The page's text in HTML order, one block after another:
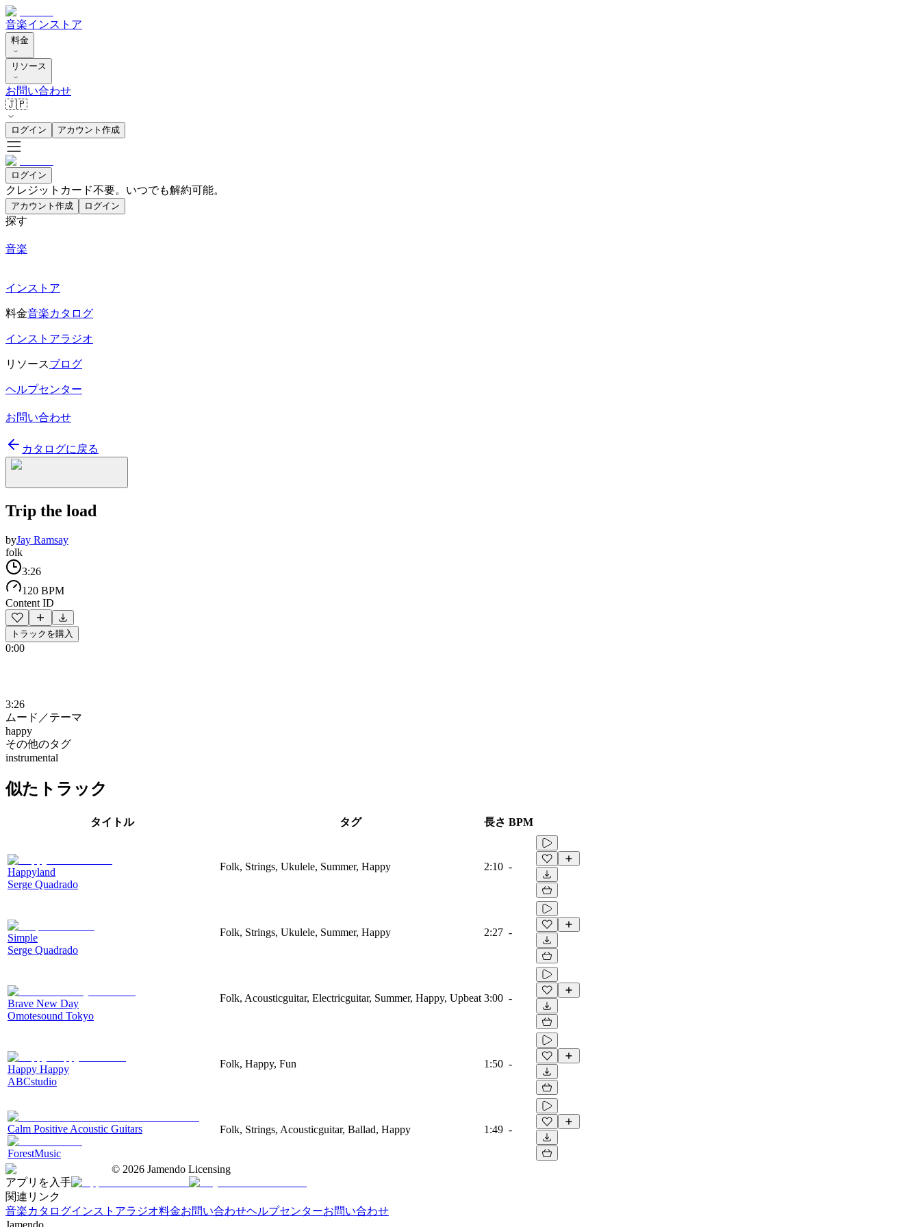
音楽インストア
料金
リソース
お問い合わせ
🇯🇵
ログイン アカウント作成
ログイン
クレジットカード不要。いつでも解約可能。
アカウント作成 ログイン
探す
音楽
インストア
料金音楽カタログ
インストアラジオ
リソースブログ
ヘルプセンター
お問い合わせ
カタログに戻る
Trip the load
byJay Ramsay
folk
3:26
120 BPM
Content ID
トラックを購入
0:00
3:26
ムード／テーマ
happy
その他のタグ
instrumental
似たトラック
タイトル タグ 長さ BPM
Happyland
Serge Quadrado
Folk, Strings, Ukulele, Summer, Happy 2:10 -
Simple
Serge Quadrado
Folk, Strings, Ukulele, Summer, Happy 2:27 -
Brave New Day
Omotesound Tokyo
Folk, Acousticguitar, Electricguitar, Summer, Happy, Upbeat 3:00 -
Happy Happy
ABCstudio
Folk, Happy, Fun 1:50 -
Calm Positive Acoustic Guitars
ForestMusic
Folk, Strings, Acousticguitar, Ballad, Happy 1:49 -
© 2026 Jamendo Licensing
アプリを入手
関連リンク
音楽カタログインストアラジオ料金お問い合わせヘルプセンターお問い合わせ
Jamendo